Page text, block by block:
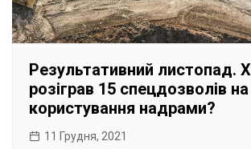
Результативний листопад.
розіграв 15 спецдозволів на
користування надрами?
11 Грудня, 2021